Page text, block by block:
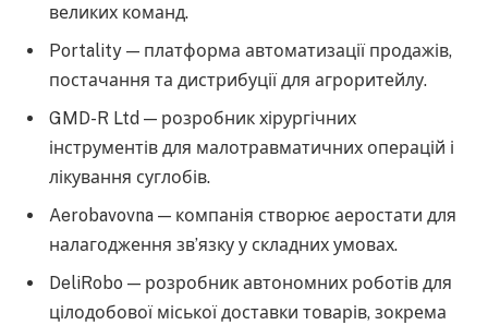
великих команд.
Portality — платформа автоматизації продажів,
постачання та дистрибуції для агроритейлу.
GMD-R Ltd — розробник хірургічних
інструментів для малотравматичних операцій і
лікування суглобів.
Aerobavovna — компанія створює аеростати для
налагодження зв’язку у складних умовах.
DeliRobo — розробник автономних роботів для
цілодобової міської доставки товарів, зокрема